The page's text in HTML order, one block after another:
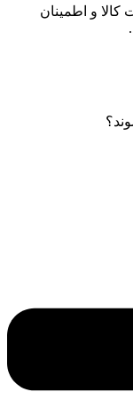
و اطمینان